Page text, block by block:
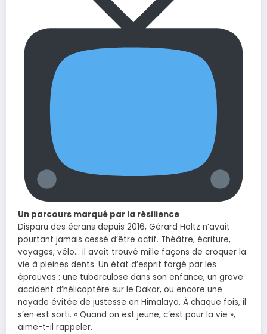
Un parcours marqué par la résilience
Disparu des écrans depuis 2016, Gérard Holtz n’avait
pourtant jamais cessé d’être actif. Théâtre, écriture,
voyages, vélo… il avait trouvé mille façons de croquer la
vie à pleines dents. Un état d’esprit forgé par les
épreuves : une tuberculose dans son enfance, un grave
accident d’hélicoptère sur le Dakar, ou encore une
noyade évitée de justesse en Himalaya. À chaque fois, il
s’en est sorti. « Quand on est jeune, c’est pour la vie »,
aime-t-il rappeler.